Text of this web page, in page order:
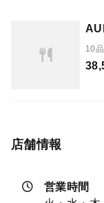
10品
店舗情報
営業時間